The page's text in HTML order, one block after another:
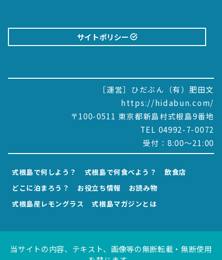
サイトポリシー
［運営］ひだぶん（有）肥田文
https://hidabun.com/
〒100-0511 東京都新島村式根島9番地
TEL 04992-7-0072
受付：8:00～21:00
式根島で何しよう？ 式根島で何食べよう？
飲食店
どこに泊まろう？
お役立ち情報
お読み物
式根島産レモングラス
式根島マガジンとは
当サイトの内容、テキスト、画像等の無断転載・無断使用